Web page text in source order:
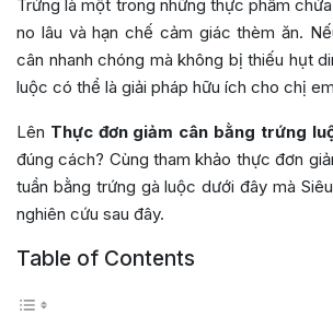
Trứng là một trong những thực phẩm
no lâu và hạn chế cảm giác thèm ăn.
cân nhanh chóng mà không bị thiếu hụt
luộc có thể là giải pháp hữu ích cho chị
Lên Thực đơn giảm cân bằng trứng
đúng cách? Cùng tham khảo thực đơn
tuần bằng trứng gà luộc dưới đây mà
nghiên cứu sau đây.
Table of Contents